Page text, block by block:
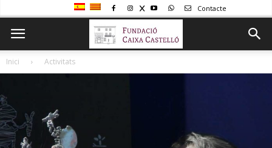
Contacte
Inici Activitats